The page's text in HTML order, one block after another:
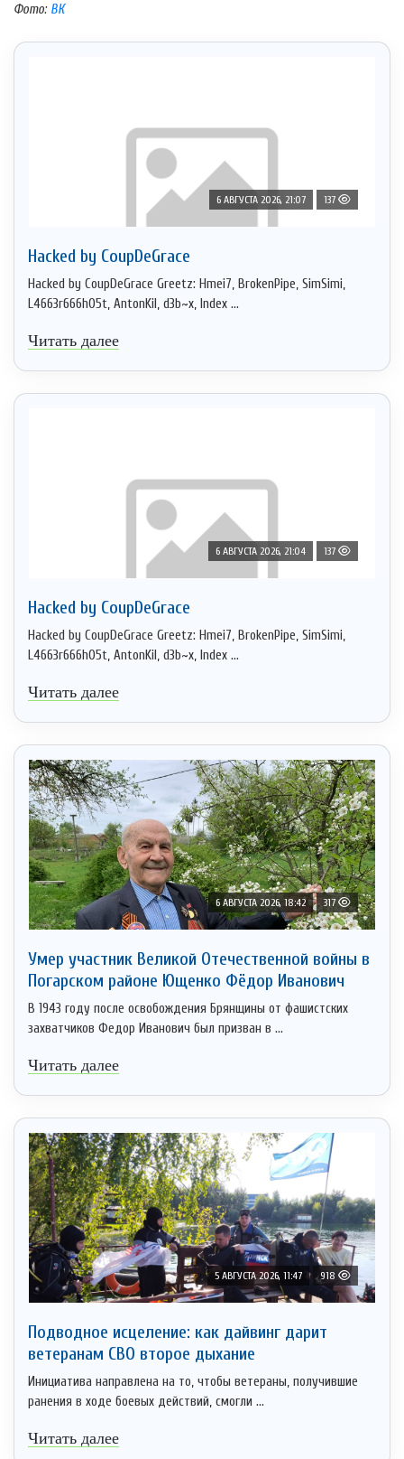
Фото: ВК
6 АВГУСТА 2026, 21:07 137
Hacked by CoupDeGrace
Hacked by CoupDeGrace Greetz: Hmei7, BrokenPipe, SimSimi,
L4663r666h05t, AntonKil, d3b~x, Index ...
Читать далее
6 АВГУСТА 2026, 21:04 137
Hacked by CoupDeGrace
Hacked by CoupDeGrace Greetz: Hmei7, BrokenPipe, SimSimi,
L4663r666h05t, AntonKil, d3b~x, Index ...
Читать далее
6 АВГУСТА 2026, 18:42 317
Умер участник Великой Отечественной войны в
Погарском районе Ющенко Фёдор Иванович
В 1943 году после освобождения Брянщины от фашистских
захватчиков Федор Иванович был призван в ...
Читать далее
5 АВГУСТА 2026, 11:47 918
Подводное исцеление: как дайвинг дарит
ветеранам СВО второе дыхание
Инициатива направлена на то, чтобы ветераны, получившие
ранения в ходе боевых действий, смогли ...
Читать далее